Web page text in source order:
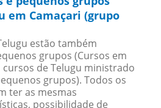
em Camaçari (grupo
estão também
grupos (Cursos em
de Telugu ministrado
grupos). Todos os
ter as mesmas
possibilidade de